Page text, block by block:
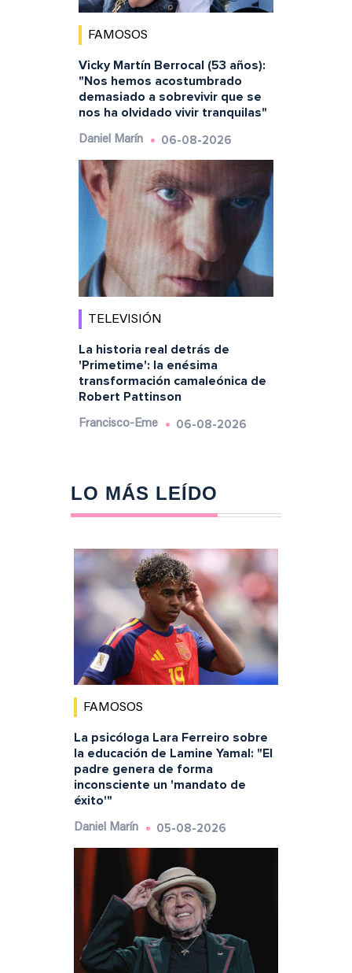
FAMOSOS
Vicky Martín Berrocal (53 años):
"Nos hemos acostumbrado
demasiado a sobrevivir que se
nos ha olvidado vivir tranquilas"
Daniel Marín 06-08-2026
TELEVISIÓN
La historia real detrás de
'Primetime': la enésima
transformación camaleónica de
Robert Pattinson
Francisco-Eme 06-08-2026
LO MÁS LEÍDO
FAMOSOS
La psicóloga Lara Ferreiro sobre
la educación de Lamine Yamal: "El
padre genera de forma
inconsciente un 'mandato de
éxito'"
Daniel Marín 05-08-2026